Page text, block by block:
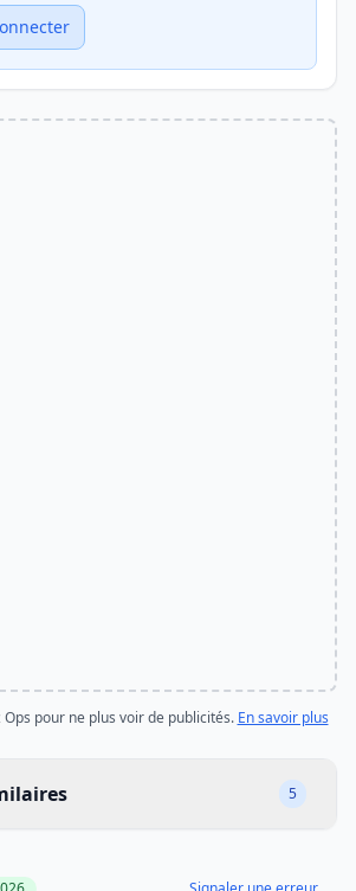
Ops pour ne plus voir de publicités. En savoir plus
5